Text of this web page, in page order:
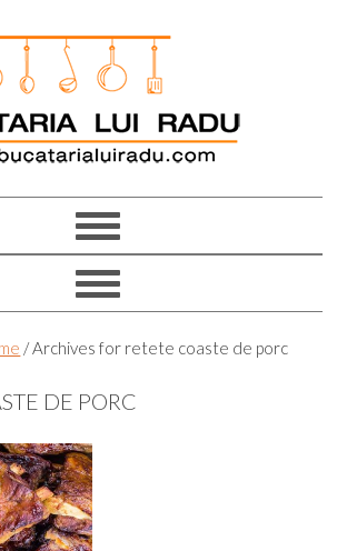
/Archives for retete coaste de porc
DE PORC